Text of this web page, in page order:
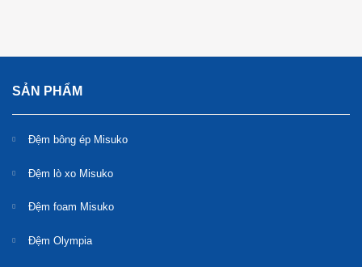
SẢN PHẨM
Đệm bông ép Misuko
Đệm lò xo Misuko
Đệm foam Misuko
Đệm Olympia